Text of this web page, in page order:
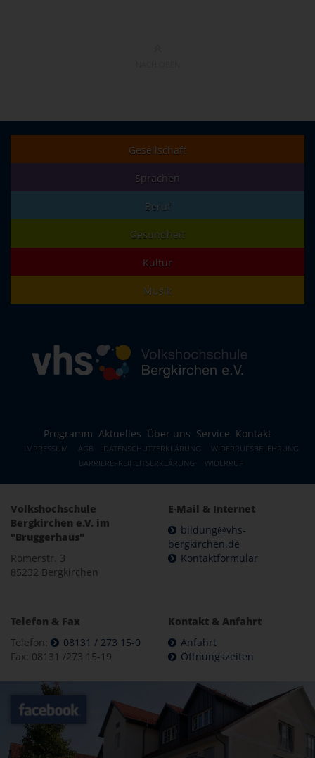
Gesellschaft
Sprachen
Beruf
Gesundheit
Kultur
Musik
Programm Aktuelles Über uns Service Kontakt
IMPRESSUM AGB DATENSCHUTZERKLÄRUNG
WIDERRUFSBELEHRUNG
BARRIEREFREIHEITSERKLÄRUNG
WIDERRUF
Volkshochschule
Bergkirchen e.V. im
"Bruggerhaus"
Römerstr. 3
85232 Bergkirchen
E-Mail & Internet
bildung@vhs-
bergkirchen.de
Kontaktformular
Telefon & Fax
Telefon:
08131 / 273 15-0
Fax: 08131 /273 15-19
Kontakt & Anfahrt
Anfahrt
Öffnungszeiten